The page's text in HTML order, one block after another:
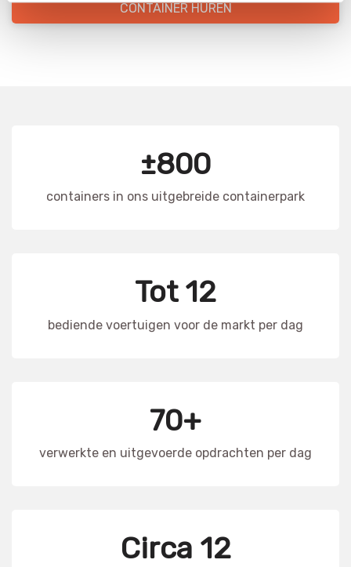
CONTAINER HUREN
±800
containers in ons uitgebreide containerpark
Tot 12
bediende voertuigen voor de markt per dag
70+
verwerkte en uitgevoerde opdrachten per dag
Circa 12